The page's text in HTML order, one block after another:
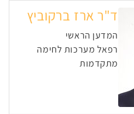
ד"ר ארז ברקוביץ
המדען הראשי
רפאל מערכות לחימה
מתקדמות